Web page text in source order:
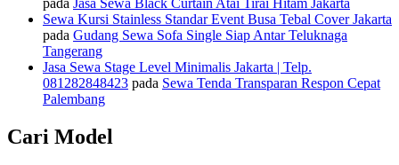
pada Jasa Sewa Black Curtain Atai Tirai Hitam Jakarta
Sewa Kursi Stainless Standar Event Busa Tebal Cover Jakarta
pada Gudang Sewa Sofa Single Siap Antar Teluknaga
Tangerang
Jasa Sewa Stage Level Minimalis Jakarta | Telp.
081282848423 pada Sewa Tenda Transparan Respon Cepat
Palembang
Cari Model